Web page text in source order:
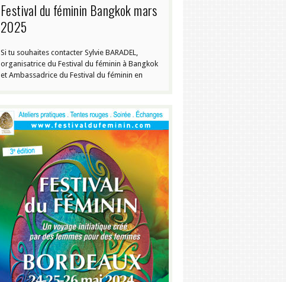
Festival du féminin Bangkok mars
2025
Si tu souhaites contacter Sylvie BARADEL,
organisatrice du Festival du féminin à Bangkok
et Ambassadrice du Festival du féminin en